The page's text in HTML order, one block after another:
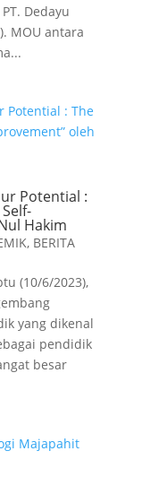
Dedayu
MOU antara
Potential :
Hakim
, BERITA
(10/6/2023),
yang dikenal
pendidik
besar